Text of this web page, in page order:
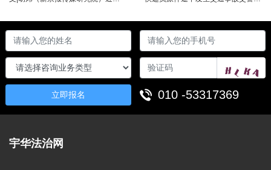
立即报名 010 -53317369
宇华法治网